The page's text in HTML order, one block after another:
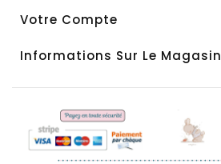
Votre Compte
Informations Sur Le Magasin